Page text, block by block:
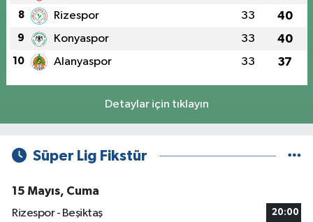
8 Rizespor 33 40
9 Konyaspor 33 40
10 Alanyaspor 33 37
Detaylar için tıklayın
Süper Lig Fikstür
15 Mayıs, Cuma
Rizespor - Beşiktaş
20:00